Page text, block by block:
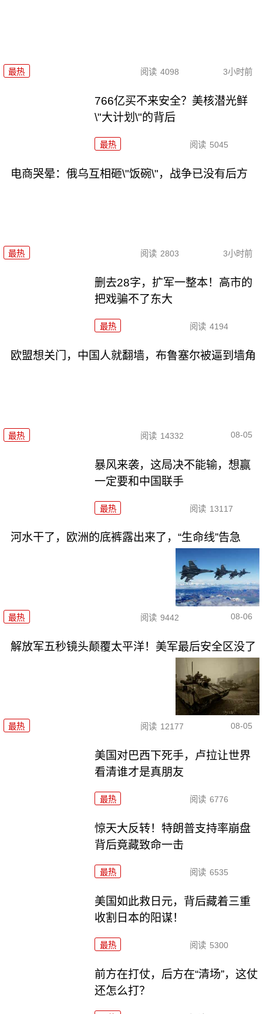
最热 阅读 4098 3小时前
766亿买不来安全？美核潜光鲜
\"大计划\"的背后
最热 阅读 5045
电商哭晕：俄乌互相砸\"饭碗\"，战争已没有后方
最热 阅读 2803 3小时前
删去28字，扩军一整本！高市的
把戏骗不了东大
最热 阅读 4194
欧盟想关门，中国人就翻墙，布鲁塞尔被逼到墙角
最热 阅读 14332 08-05
暴风来袭，这局决不能输，想赢
一定要和中国联手
最热 阅读 13117
河水干了，欧洲的底裤露出来了，“生命线”告急
最热 阅读 9442 08-06
解放军五秒镜头颠覆太平洋！美军最后安全区没了
最热 阅读 12177 08-05
美国对巴西下死手，卢拉让世界
看清谁才是真朋友
最热 阅读 6776
惊天大反转！特朗普支持率崩盘
背后竟藏致命一击
最热 阅读 6535
美国如此救日元，背后藏着三重
收割日本的阳谋！
最热 阅读 5300
前方在打仗，后方在“清场”，这仗
还怎么打？